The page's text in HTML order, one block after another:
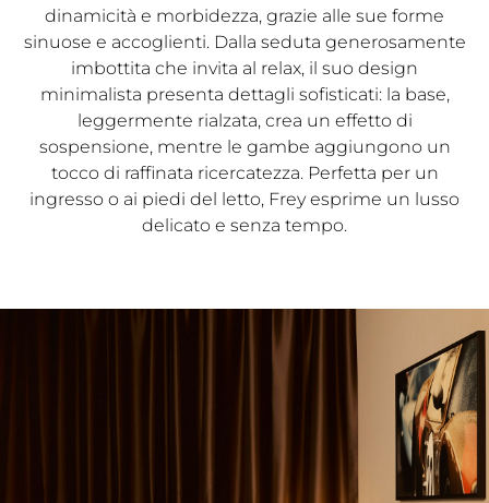
dinamicità e morbidezza, grazie alle sue forme
sinuose e accoglienti. Dalla seduta generosamente
imbottita che invita al relax, il suo design
minimalista presenta dettagli sofisticati: la base,
leggermente rialzata, crea un effetto di
sospensione, mentre le gambe aggiungono un
tocco di raffinata ricercatezza. Perfetta per un
ingresso o ai piedi del letto, Frey esprime un lusso
delicato e senza tempo.